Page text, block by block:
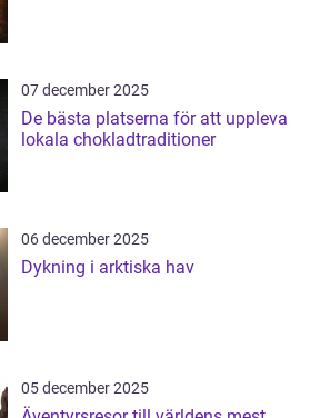
07 december 2025
De bästa platserna för att uppleva
lokala chokladtraditioner
06 december 2025
Dykning i arktiska hav
05 december 2025